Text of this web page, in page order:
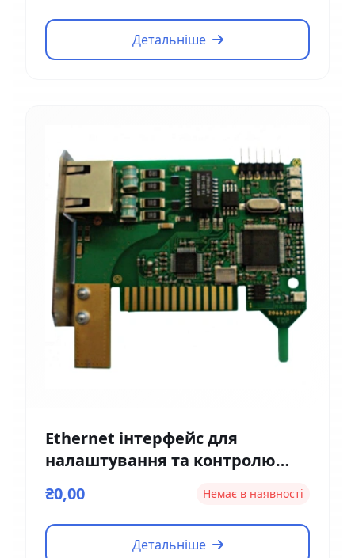
Детальніше
Ethernet інтерфейс для
налаштування та контролю
₴0,00 Немає в наявності
Детальніше